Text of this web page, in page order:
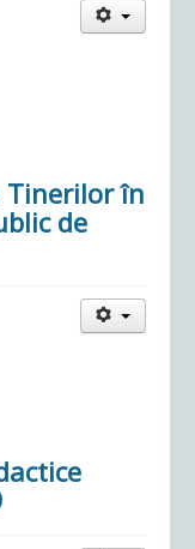
Tinerilor în
de